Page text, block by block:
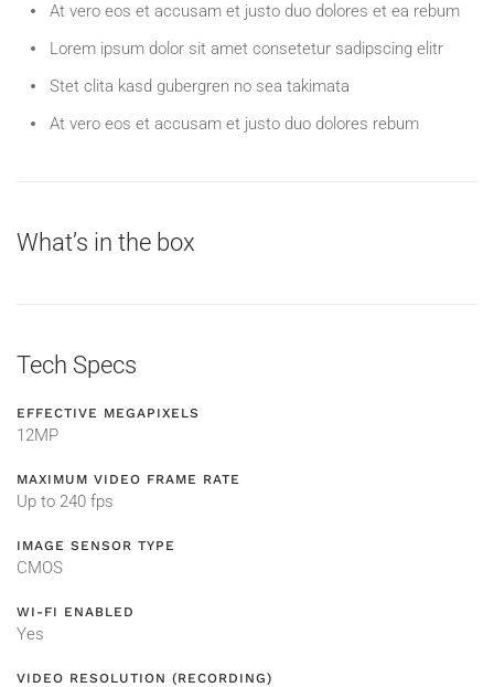
At vero eos et accusam et justo duo dolores et ea rebum
Lorem ipsum dolor sit amet consetetur sadipscing elitr
Stet clita kasd gubergren no sea takimata
At vero eos et accusam et justo duo dolores rebum
What’s in the box
Tech Specs
EFFECTIVE MEGAPIXELS
12MP
MAXIMUM VIDEO FRAME RATE
Up to 240 fps
IMAGE SENSOR TYPE
CMOS
WI-FI ENABLED
Yes
VIDEO RESOLUTION (RECORDING)